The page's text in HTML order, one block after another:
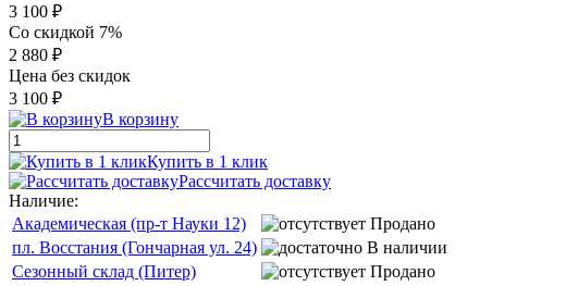
3 100 ₽
Со скидкой 7%
2 880 ₽
Цена без скидок
3 100 ₽
В корзину
Купить в 1 клик
Рассчитать доставку
Наличие:
Академическая (пр-т Науки 12)
Продано
пл. Восстания (Гончарная ул. 24)
В наличии
Сезонный склад (Питер)
Продано